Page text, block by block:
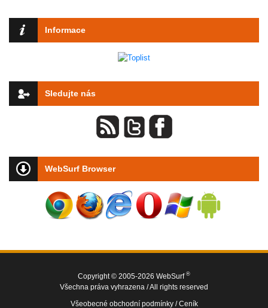
Informace
Sledujte nás
WebSurf Browser
Copyright © 2005-2026 WebSurf ®
Všechna práva vyhrazena / All rights reserved
Všeobecné obchodní podmínky /Ceník